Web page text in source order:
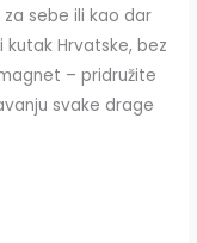
sebe ili kao dar
kutak Hrvatske, bez
– pridružite
svake drage